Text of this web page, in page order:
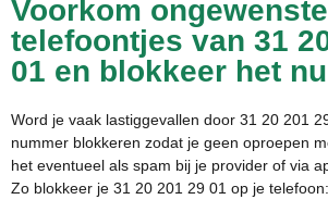
Voorkom ongewenste
telefoontjes van 31
01 en blokkeer het
Word je vaak lastiggevallen door 31 20 201
nummer blokkeren zodat je geen oproepen
het eventueel als spam bij je provider of via
Zo blokkeer je 31 20 201 29 01 op je telefoon: